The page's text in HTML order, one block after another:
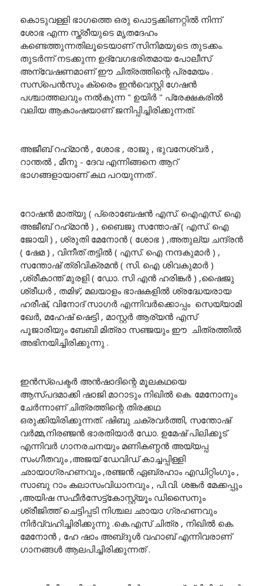
കൊടുവള്ളി ഭാഗത്തെ ഒരു പൊട്ടക്കിണറ്റിൽ നിന്ന്
ശോഭ എന്ന സ്ത്രീയുടെ മൃതദേഹം
കണ്ടെത്തുന്നതിലൂടെയാണ് സിനിമയുടെ തുടക്കം.
തുടർന്ന് നടക്കുന്ന ഉദ്വേഗഭരിതമായ പോലീസ്
അന്വേഷണമാണ് ഈ ചിത്രത്തിന്റെ പ്രമേയം .
സസ്പെൻസും ക്രൈം ഇൻവെസ്റ്റി ഗേഷൻ
പശ്ചാത്തലവും നൽകുന്ന " ഉയിർ " പ്രേക്ഷകരിൽ
വലിയ ആകാംഷയാണ് ജനിപ്പിച്ചിരിക്കുന്നത്.
അജീബ് റഹ്‌മാൻ , ശോഭ , രാജു , ഭുവനേശ്വർ ,
റാന്തൽ , മീനു - ദേവ എന്നിങ്ങനെ ആറ്
ഭാഗങ്ങളായാണ് കഥ പറയുന്നത് .
റോഷൻ മാത്യു ( പ്രൊബേഷൻ എസ്. ഐഎസ്. ഐ
അജീബ് റഹ്‌മാൻ ) , ബൈജു സന്തോഷ് ( എസ്. ഐ
ജോയി ) , ശ്രുതി മേനോൻ ( ശോഭ ) ,അതുല്യ ചന്ദ്രൻ
( ഷേമ ) , വിനീത് തട്ടിൽ ( എസ്. ഐ നന്ദകുമാർ ) ,
സന്തോഷ് ത്രിവിക്രമൻ ( സി. ഐ ശിവകുമാർ )
,ശ്രീകാന്ത് മുരളി ( ഡോ. സി എൻ ഹരിങ്കർ ) ,ഷൈജു
ശ്രീധർ , തമിഴ്, മലയാളം ഭാഷകളിൽ ശ്രദ്ധേയരായ
ഹരീഷ്, വിനോദ് സാഗർ എന്നിവർക്കൊപ്പം സെയ്യാമി
ഖേർ, മഹേഷ് ഷെട്ടി , മാസ്റ്റർ ആര്യൻ എസ്
പൂജാരിയും ബേബി മിത്രാ സഞ്ജയും ഈ ചിത്രത്തിൽ
അഭിനയിച്ചിരിക്കുന്നു .
ഇൻസ്പെക്ടർ അൻഷാദിന്റെ മൂലകഥയെ
ആസ്പദമാക്കി ഷാജി മാറാടും നിഖിൽ കെ. മേനോനും
ചേർന്നാണ് ചിത്രത്തിന്റെ തിരക്കഥ
ഒരുക്കിയിരിക്കുന്നത്. ഷിബു ചക്രവർത്തി, സന്തോഷ്
വർമ്മ,നിരഞ്ജൻ ഭാരതിയാർ ഡോ. ഉമേഷ് പിലിക്കൂട്
എന്നിവർ ഗാനരചനയും മണികണ്ഠൻ അയ്യപ്പ
സംഗീതവും ,അജയ് ഡേവിഡ് കാച്ചപ്പിള്ളി
ഛായാഗ്രഹണവും ,രഞ്ജൻ ഏബ്രഹാം എഡിറ്റിംഗും ,
സാബു റാം കലാസംവിധാനവും , പി.വി. ശങ്കർ മേക്കപ്പും
,അയിഷ സഫീർസേട്ട്കോസ്റ്റ്യൂം ഡിസൈനും
ശ്രീജിത്ത് ചെട്ടിപ്പടി നിശ്ചല ഛായാ ഗ്രഹണവും
നിർവ്വഹിച്ചിരിക്കുന്നു .കെ.എസ് ചിത്ര , നിഖിൽ കെ.
മേനോൻ , ഹേ ഷാം അബ്‌ദുൾ വഹാബ് എന്നിവരാണ്
ഗാനങ്ങൾ ആലപിച്ചിരിക്കുന്നത് .